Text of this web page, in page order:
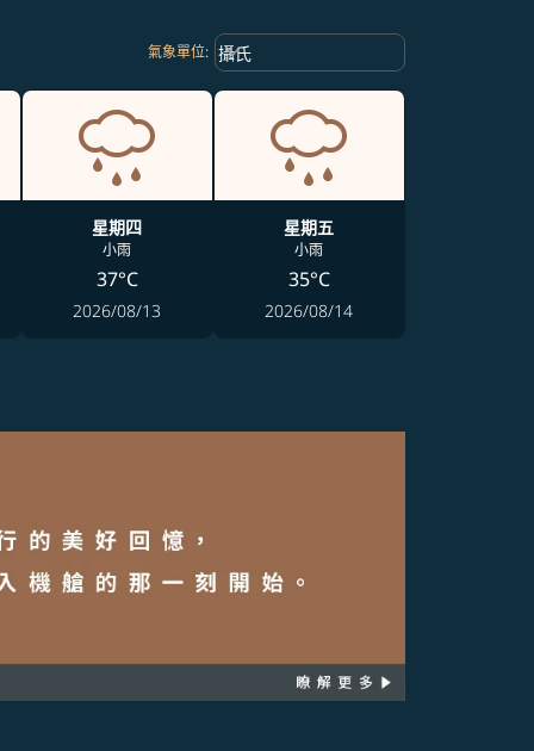
氣象單位: Weather unit option 攝氏 Selected
攝氏
keyboard_arrow_down
星期四
小雨
37°C
2026/08/13
星期五
小雨
35°C
2026/08/14